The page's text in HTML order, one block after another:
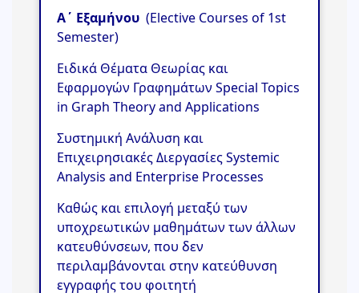
A΄ Εξαμήνου (Elective Courses of 1st
Semester)
Ειδικά Θέματα Θεωρίας και
Εφαρμογών Γραφημάτων Special Topics
in Graph Theory and Applications
Συστημική Ανάλυση και
Επιχειρησιακές Διεργασίες Systemic
Analysis and Enterprise Processes
Καθώς και επιλογή μεταξύ των
υποχρεωτικών μαθημάτων των άλλων
κατευθύνσεων, που δεν
περιλαμβάνονται στην κατεύθυνση
εγγραφής του φοιτητή